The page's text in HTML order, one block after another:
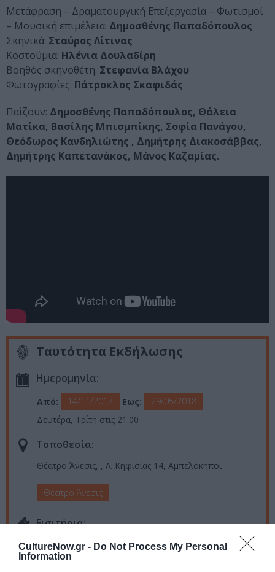
CultureNow.gr - Do Not Process My Personal
Information
Μετάφραση – Δραματουργική Επεξεργασία – Φωτισμοί
– Μουσική επιμέλεια: Δημοσθένης Παπαδόπουλος
Σκηνικά: Σταύρος Λίτινας
Κοστούμια: Ηλένια Δουλαδίρη
Βοηθός σκηνοθέτη: Στεφανία Βλάχου
Φωτογραφίες: Πάτροκλος Σκαφιδάς
Παίζουν: Δημοσθένης Παπαδόπουλος, Θάλεια
Ματίκα, Βασίλης Μπισμπίκης, Σοφία Πανάγου,
Θεόδωρος Κανδηλιώτης , Δημήτρης Διακοσάββας,
Δημήτρης Καπετανάκος, Μάνος Καζαμίας.
Ταυτότητα Εκδήλωσης
Ημερομηνία:
Από: 14/11/2017 Εως:
29/05/2018
Δευτέρα, Τρίτη στις 21.00
Τοποθεσία:
Θέατρο Άνεσις, , Λ. Κηφισίας 14, Αμπελόκηποι
Θέατρο Άνεσις
Eισιτήρια:
17 ευρώ γενική είσοδος | 14 ευρώ (φοιτητές,
δάσκαλοι, καθηγητές και άνω των 65) | 10 ευρώ